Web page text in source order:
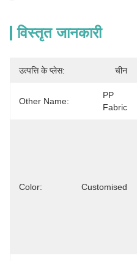
विस्तृत जानकारी
उत्पत्ति के प्लेस: चीन
Other Name:
PP
Fabric
Color: Customised